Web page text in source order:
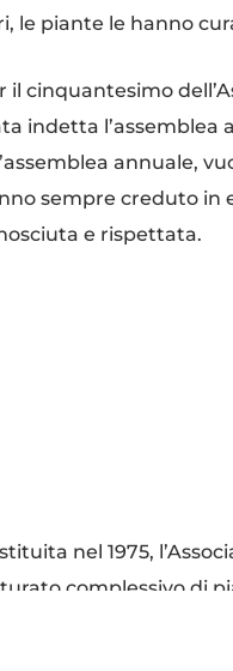
le piante le hanno
il cinquantesimo
indetta l’assemblea
annuale,
sempre creduto in
e rispettata.
nel 1975,
complessivo di